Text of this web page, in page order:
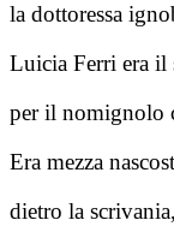
la dottoressa
Luicia Ferri era il
per il nomignolo
Era mezza
dietro la